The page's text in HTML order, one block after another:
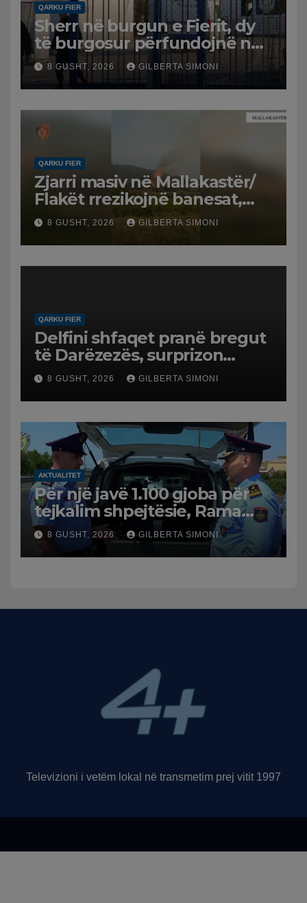
QARKU FIER
Sherr në burgun e Fierit, dy
të burgosur përfundojnë në
spital
8 GUSHT, 2026 GILBERTA SIMONI
QARKU FIER
Zjarri masiv në Mallakastër/
Flakët rrezikojnë banesat,
Policia evakuon disa familje
në Koilac
8 GUSHT, 2026 GILBERTA SIMONI
QARKU FIER
Delfini shfaqet pranë bregut
të Darëzezës, surprizon
pushuesit dhe banorët
8 GUSHT, 2026 GILBERTA SIMONI
AKTUALITET
Për një javë 1.100 gjoba për
tejkalim shpejtësie, Rama
publikon videon: Kamerat e
trafikut së shpejti në
funksion
8 GUSHT, 2026 GILBERTA SIMONI
Televizioni i vetëm lokal në transmetim prej vitit 1997